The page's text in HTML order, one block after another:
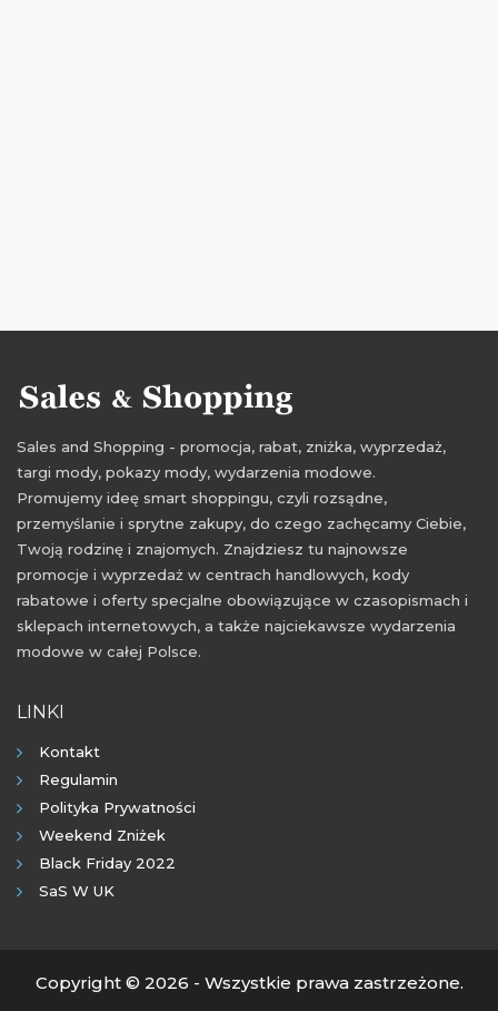
Sales and Shopping - promocja, rabat, zniżka, wyprzedaż,
targi mody, pokazy mody, wydarzenia modowe.
Promujemy ideę smart shoppingu, czyli rozsądne,
przemyślanie i sprytne zakupy, do czego zachęcamy Ciebie,
Twoją rodzinę i znajomych. Znajdziesz tu najnowsze
promocje i wyprzedaż w centrach handlowych, kody
rabatowe i oferty specjalne obowiązujące w czasopismach i
sklepach internetowych, a także najciekawsze wydarzenia
modowe w całej Polsce.
LINKI
Kontakt
Regulamin
Polityka Prywatności
Weekend Zniżek
Black Friday 2022
SaS W UK
Copyright © 2026 - Wszystkie prawa zastrzeżone.